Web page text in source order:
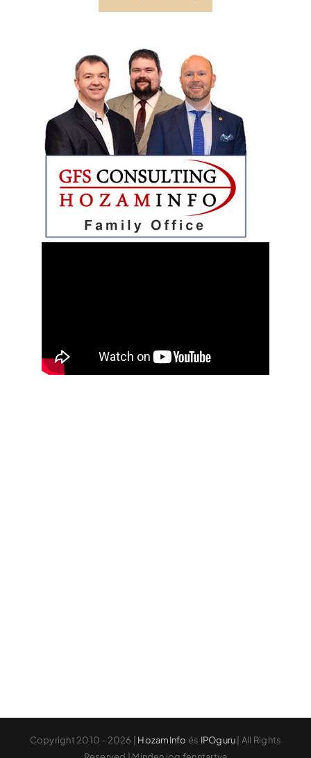
Copyright 2010 - 2026 | HozamInfo és IPOguru | All Rights